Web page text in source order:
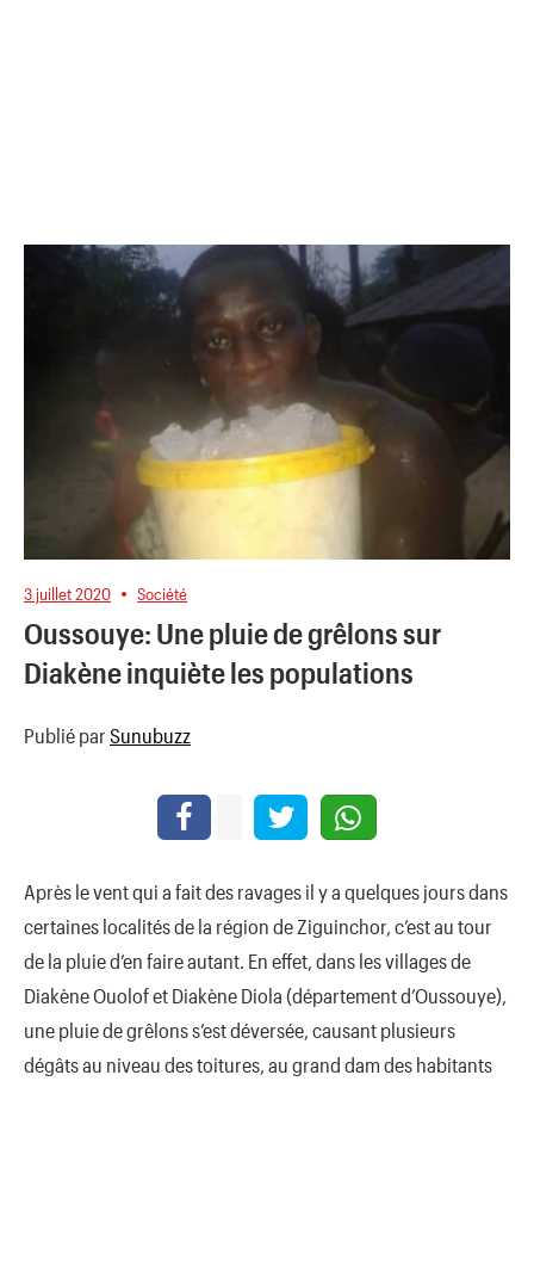
3 juillet 2020 Société
Oussouye: Une pluie de grêlons sur
Diakène inquiète les populations
Publié par Sunubuzz
Après le vent qui a fait des ravages il y a quelques jours dans
certaines localités de la région de Ziguinchor, c’est au tour
de la pluie d’en faire autant. En effet, dans les villages de
Diakène Ouolof et Diakène Diola (département d’Oussouye),
une pluie de grêlons s’est déversée, causant plusieurs
dégâts au niveau des toitures, au grand dam des habitants